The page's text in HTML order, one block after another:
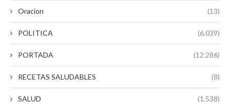
Oracion (13)
POLITICA (6.039)
PORTADA (12.286)
RECETAS SALUDABLES (8)
SALUD (1.538)